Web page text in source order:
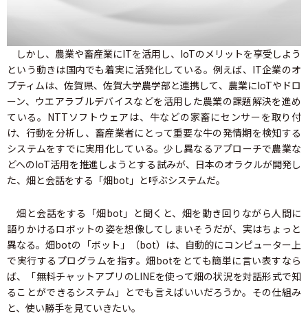
しかし、農業や畜産業にITを活用し、IoTのメリットを享受しよう
という動きは国内でも着実に活発化している。例えば、IT企業のオ
プティムは、佐賀県、佐賀大学農学部と連携して、農業にIoTやドロ
ーン、ウエアラブルデバイスなどを活用した農業の課題解決を進め
ている。NTTソフトウェアは、牛などの家畜にセンサーを取り付
け、行動を分析し、畜産業者にとって重要な牛の発情期を検知する
システムをすでに実用化している。少し異なるアプローチで農業な
どへのIoT活用を推進しようとする試みが、日本のオラクルが開発し
た、畑と会話をする「畑bot」と呼ぶシステムだ。
畑と会話をする「畑bot」と聞くと、畑を動き回りながら人間に
語りかけるロボットの姿を想像してしまいそうだが、実はちょっと
異なる。畑botの「ボット」（bot）は、自動的にコンピューター上
で実行するプログラムを指す。畑botをとても簡単に言い表すなら
ば、「無料チャットアプリのLINEを使って畑の状況を対話形式で知
ることができるシステム」とでも言えばいいだろうか。その仕組み
と、使い勝手を見ていきたい。